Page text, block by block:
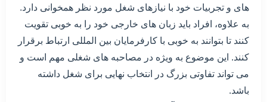
های و تجربیات خود با نیازهای شغل مورد نظر همخوانی دارد.
به علاوه، افراد باید زبان های خارجی خود را به خوبی تقویت
کنند تا بتوانند به خوبی با کارفرمایان بین المللی ارتباط برقرار
کنند. این موضوع به ویژه در مصاحبه های شغلی مهم است و
می تواند تفاوتی بزرگ در انتخاب نهایی برای شغل داشته
باشد.